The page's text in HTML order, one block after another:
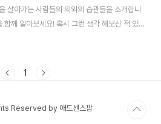
살아가는 사람들의 의외의 습관들을 소개합니
함께 알아보세요! 혹시 그런 생각 해보신 적 있으
상황에서도 늘 여유롭고 평온해 보인다는 거
1
Reserved by 애드센스팜